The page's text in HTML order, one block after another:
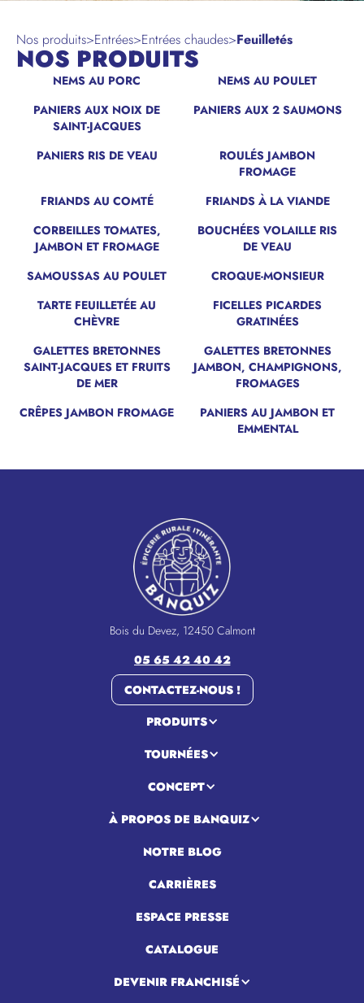
Nos produits>Entrées>Entrées chaudes>Feuilletés
NOS PRODUITS
NEMS AU PORC
NEMS AU POULET
PANIERS AUX NOIX DE
SAINT-JACQUES
PANIERS AUX 2 SAUMONS
PANIERS RIS DE VEAU
ROULÉS JAMBON
FROMAGE
FRIANDS AU COMTÉ
FRIANDS À LA VIANDE
CORBEILLES TOMATES,
JAMBON ET FROMAGE
BOUCHÉES VOLAILLE RIS
DE VEAU
SAMOUSSAS AU POULET
CROQUE-MONSIEUR
NOUVEAU
TARTE FEUILLETÉE AU
CHÈVRE
FICELLES PICARDES
GRATINÉES
GALETTES BRETONNES
SAINT-JACQUES ET FRUITS
DE MER
GALETTES BRETONNES
JAMBON, CHAMPIGNONS,
FROMAGES
CRÊPES JAMBON FROMAGE
PANIERS AU JAMBON ET
EMMENTAL
Bois du Devez, 12450 Calmont
05 65 42 40 42
CONTACTEZ-NOUS !
PRODUITS
TOURNÉES
CONCEPT
À PROPOS DE BANQUIZ
NOTRE BLOG
CARRIÈRES
ESPACE PRESSE
CATALOGUE
DEVENIR FRANCHISÉ